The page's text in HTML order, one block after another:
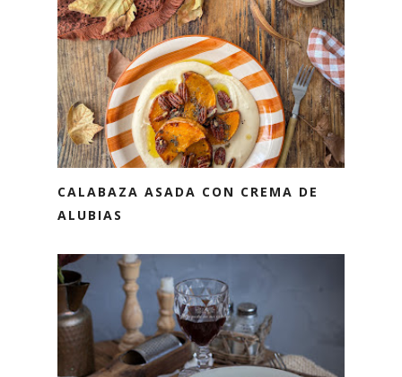
CALABAZA ASADA CON CREMA DE
ALUBIAS